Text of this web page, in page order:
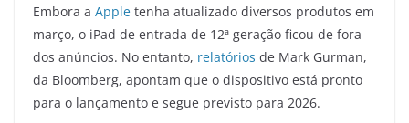
Embora a Apple tenha atualizado diversos produtos em
março, o iPad de entrada de 12ª geração ficou de fora
dos anúncios. No entanto, relatórios de Mark Gurman,
da Bloomberg, apontam que o dispositivo está pronto
para o lançamento e segue previsto para 2026.